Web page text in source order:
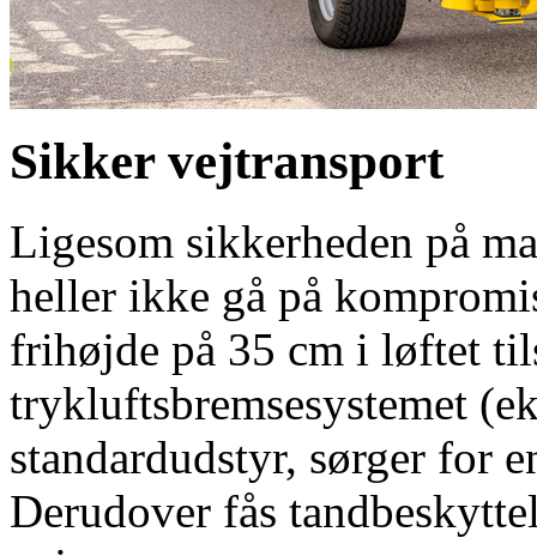
Sikker vejtransport
Ligesom sikkerheden på
heller ikke gå på
frihøjde på 35 cm i løftet
trykluftsbremsesystemet
standardudstyr, sørger for
Derudover fås